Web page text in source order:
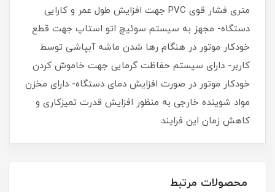
متری فشار قوی PVC جهت افزایش طول عمر و کارایی
دستگاه- مجهز به سیستم سوئیچ اتو استاپ جهت قطع
خودکار موتور در هنگام رها شدن ماشه آبپاشی توسط
کاربر- دارای سیستم حفاظت گرمایی جهت خاموش کردن
خودکار موتور در صورت افزایش دمای دستگاه- دارای مخزن
مواد شوینده خارجی به منظور افزایش قدرت تمیزکاری و
کاهش زمان این فرایند
محصولات مرتبط